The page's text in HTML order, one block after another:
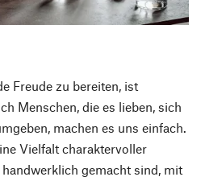
Freude zu bereiten, ist
Menschen, die es lieben, sich
machen es uns einfach.
Vielfalt charaktervoller
gemacht sind, mit